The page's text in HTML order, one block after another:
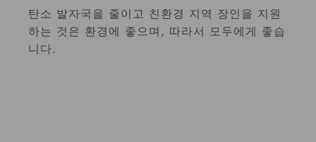
탄소 발자국을 줄이고 친환경 지역 장인을 지원
하는 것은 환경에 좋으며, 따라서 모두에게 좋습
니다.